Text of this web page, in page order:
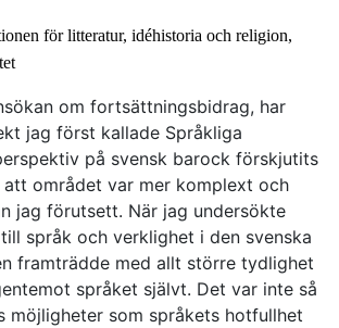
för litteratur, idéhistoria och religion,
om fortsättningsbidrag, har
jag först kallade Språkliga
på svensk barock förskjutits
att området var mer komplext och
jag förutsett. När jag undersökte
språk och verklighet i den svenska
framträdde med allt större tydlighet
språket självt. Det var inte så
möjligheter som språkets hotfullhet